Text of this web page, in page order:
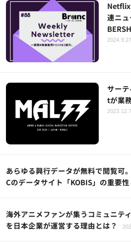
Netflix
連ニュ
サー
tが業
あらゆる興行データが無料で閲覧可
Cのデータサイト「KOBIS」の重要
海外アニメファンが集うコミュニテ
を日本企業が運営する理由とは？